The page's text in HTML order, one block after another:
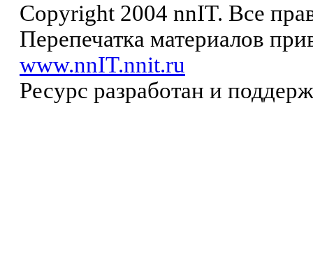
Copyright 2004 nnIT. Все
Перепечатка материалов
www.nnIT.nnit.ru
Ресурс разработан и